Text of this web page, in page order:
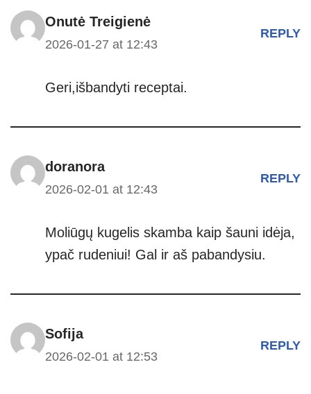
Onutė Treigienė
2026-01-27 at 12:43
REPLY
Geri,išbandyti receptai.
doranora
2026-02-01 at 12:43
REPLY
Moliūgų kugelis skamba kaip šauni idėja,
ypač rudeniui! Gal ir aš pabandysiu.
Sofija
2026-02-01 at 12:53
REPLY